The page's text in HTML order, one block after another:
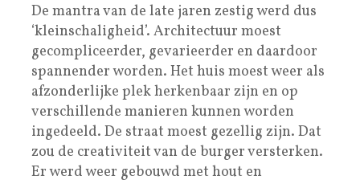
De mantra van de late jaren zestig werd dus
‘kleinschaligheid’. Architectuur moest
gecompliceerder, gevarieerder en daardoor
spannender worden. Het huis moest weer als
afzonderlijke plek herkenbaar zijn en op
verschillende manieren kunnen worden
ingedeeld. De straat moest gezellig zijn. Dat
zou de creativiteit van de burger versterken.
Er werd weer gebouwd met hout en